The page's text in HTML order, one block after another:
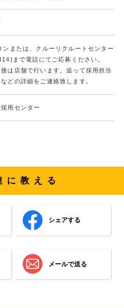
ンまたは、クルーリクルートセンター
まで電話にてご応募ください。
は店舗で行います。追って採用担当
どの詳細をご連絡致します。
用センター
に教える
シェアする
メールで送る